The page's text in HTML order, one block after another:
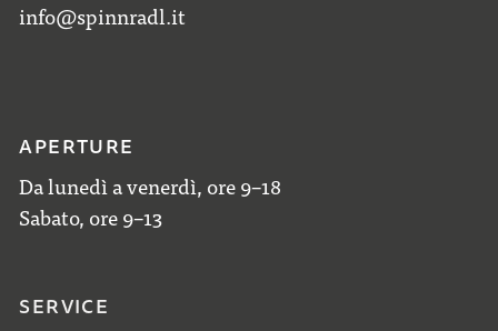
info@spinnradl.it
APERTURE
Da lunedì a venerdì, ore 9–18
Sabato, ore 9–13
SERVICE